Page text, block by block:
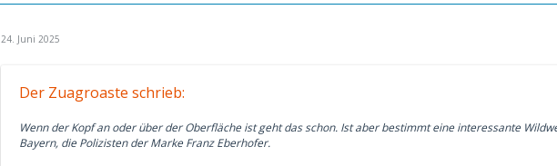
24. Juni 2025
Der Zuagroaste schrieb:
Wenn der Kopf an oder über der Oberfläche ist geht das schon. Ist aber bestimmt eine interessante
Bayern, die Polizisten der Marke Franz Eberhofer.